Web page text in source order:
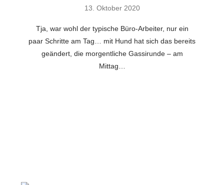
13. Oktober 2020
Tja, war wohl der typische Büro-Arbeiter, nur ein
paar Schritte am Tag… mit Hund hat sich das bereits
geändert, die morgentliche Gassirunde – am
Mittag…